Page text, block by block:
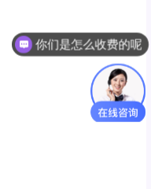
你们是怎么收费的呢